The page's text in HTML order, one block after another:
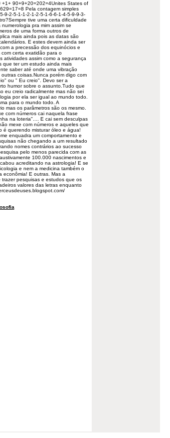
+1+ 90+9+20=202=4Unites States of
Pela contagem simples
9-2-5-1-1-2-1-2-5-1-6-6-1-4-5-9-9-3-
tive uma certa dificuldade
pra mim assim se
de uma forma outros de
mais ainda pois as datas são
E estes devem ainda ser
a precessão dos equinócios e
certa exatidão para o
atividades assim como a segurança
que ter um estudo ainda mais
saber até onde uma vibração
coisas.Nunca porém digo com
" ou " Eu creio". Devo ser a
humor sobre o assunto.Tudo que
eu creio radicalmente mas não sei
por ela ser igual ao mundo todo.
para o mundo todo. A
mas os parâmetros são os mesmo.
com números cai naquela frase
na loteria".... E cai sem desculpas
mexe com números e aqueles que
é querendo misturar óleo e água!
enquadra um comportamento e
não chegando a um resultado
nomes contrários ao sucesso
pelo menos parecida com as
100.000 nascimentos e
acreditando na astrologia! E se
e nem a medicina também o
econômia! E outras. Mas a
pesquisas e estudos que os
valores das letras enquanto